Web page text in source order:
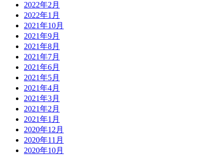
2022年2月
2022年1月
2021年10月
2021年9月
2021年8月
2021年7月
2021年6月
2021年5月
2021年4月
2021年3月
2021年2月
2021年1月
2020年12月
2020年11月
2020年10月